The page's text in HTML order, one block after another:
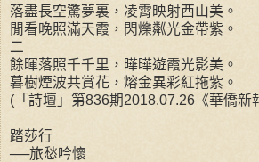
落盡長空驚夢裏，凌霄映射西山美。
閒看晚照滿天霞，閃爍粼光金帶紫。
二
餘暉落照千千里，曄曄遊霞光影美。
暮樹煙波共賞花，熔金異彩紅拖紫。
(「詩壇」第836期2018.07.26《華僑新
踏莎行
──旅愁吟懷